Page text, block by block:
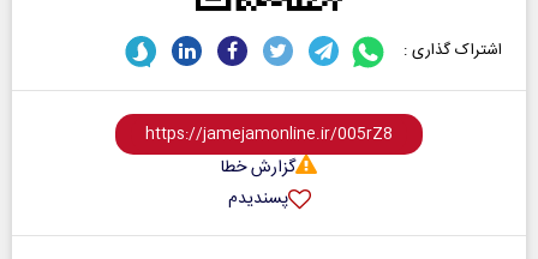
اشتراک گذاری :
گزارش خطا
پسندیدم